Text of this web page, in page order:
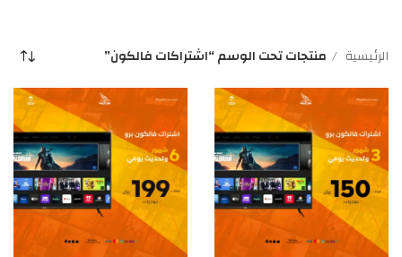
الرئيسية منتجات تحت الوسم “اشتراكات فالكون”